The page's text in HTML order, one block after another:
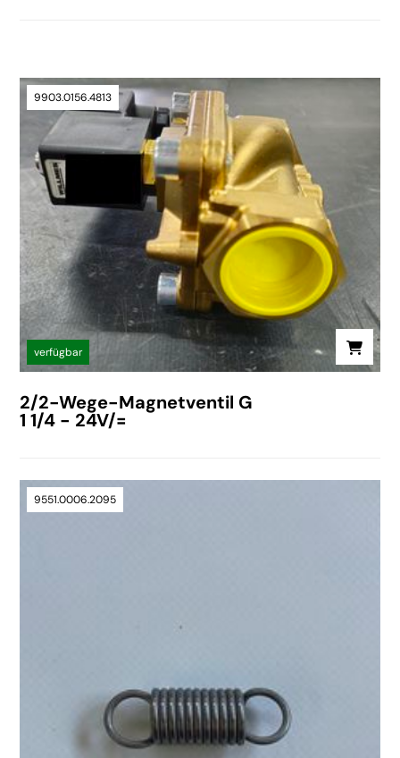
9903.0156.4813
verfügbar
2/2-Wege-Magnetventil G
1 1/4 - 24V/=
9551.0006.2095